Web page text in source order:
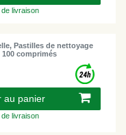
livraison
Pastilles de nettoyage
100 comprimés
au panier
livraison